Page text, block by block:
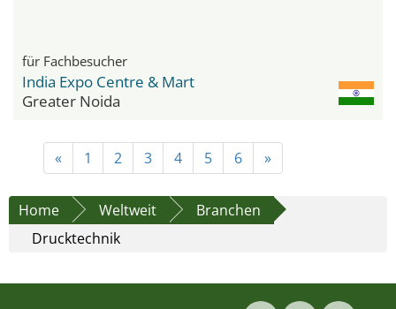
für Fachbesucher
India Expo Centre & Mart
Greater Noida
« 1 2 3 4 5 6 »
Home Weltweit
Branchen
Drucktechnik